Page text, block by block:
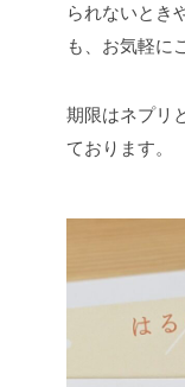
られないとき
も、お気軽に
期限はネプリ
ております。